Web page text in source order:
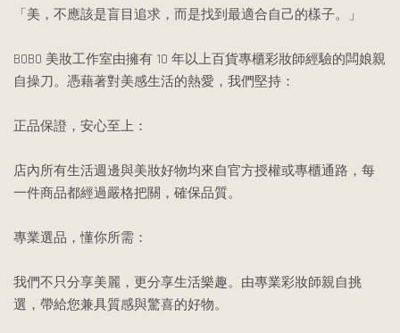
「美，不應該是盲目追求，而是找到最適合自己的樣子。」
BOBO 美妝工作室由擁有 10 年以上百貨專櫃彩妝師經驗的闆娘親
自操刀。憑藉著對美感生活的熱愛，我們堅持：
正品保證，安心至上：
店內所有生活週邊與美妝好物均來自官方授權或專櫃通路，每
一件商品都經過嚴格把關，確保品質。
專業選品，懂你所需：
我們不只分享美麗，更分享生活樂趣。由專業彩妝師親自挑
選，帶給您兼具質感與驚喜的好物。